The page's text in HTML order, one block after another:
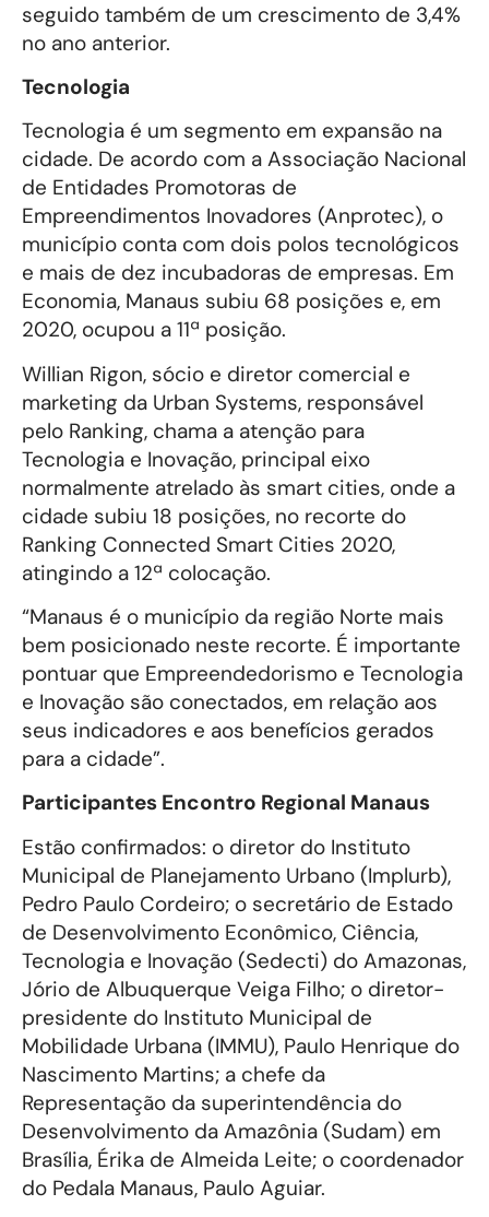
seguido também de um crescimento de 3,4%
no ano anterior.
Tecnologia
Tecnologia é um segmento em expansão na
cidade. De acordo com a Associação Nacional
de Entidades Promotoras de
Empreendimentos Inovadores (Anprotec), o
município conta com dois polos tecnológicos
e mais de dez incubadoras de empresas. Em
Economia, Manaus subiu 68 posições e, em
2020, ocupou a 11ª posição.
Willian Rigon, sócio e diretor comercial e
marketing da Urban Systems, responsável
pelo Ranking, chama a atenção para
Tecnologia e Inovação, principal eixo
normalmente atrelado às smart cities, onde a
cidade subiu 18 posições, no recorte do
Ranking Connected Smart Cities 2020,
atingindo a 12ª colocação.
“Manaus é o município da região Norte mais
bem posicionado neste recorte. É importante
pontuar que Empreendedorismo e Tecnologia
e Inovação são conectados, em relação aos
seus indicadores e aos benefícios gerados
para a cidade”.
Participantes Encontro Regional Manaus
Estão confirmados: o diretor do Instituto
Municipal de Planejamento Urbano (Implurb),
Pedro Paulo Cordeiro; o secretário de Estado
de Desenvolvimento Econômico, Ciência,
Tecnologia e Inovação (Sedecti) do Amazonas,
Jório de Albuquerque Veiga Filho; o diretor-
presidente do Instituto Municipal de
Mobilidade Urbana (IMMU), Paulo Henrique do
Nascimento Martins; a chefe da
Representação da superintendência do
Desenvolvimento da Amazônia (Sudam) em
Brasília, Érika de Almeida Leite; o coordenador
do Pedala Manaus, Paulo Aguiar.